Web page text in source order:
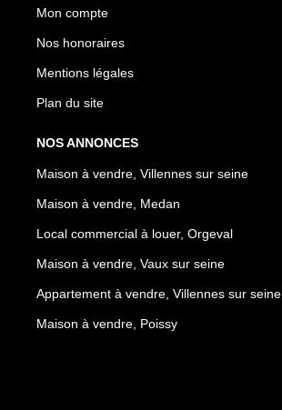
Mon compte
Nos honoraires
Mentions légales
Plan du site
NOS ANNONCES
Maison à vendre, Villennes sur seine
Maison à vendre, Medan
Local commercial à louer, Orgeval
Maison à vendre, Vaux sur seine
Appartement à vendre, Villennes sur seine
Maison à vendre, Poissy